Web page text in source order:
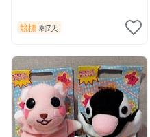
競標 剩7天